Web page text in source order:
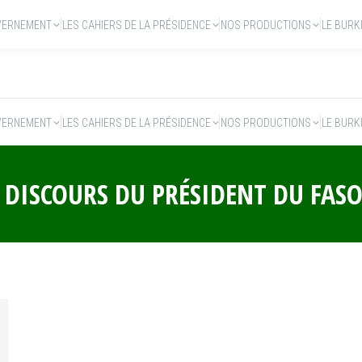
LES CAHIERS DE LA PRÉSIDENCE NOS PRODUCTIONS LE
DISCOURS DU PRÉSIDENT DU FASO
LES CAHIERS DE LA PRÉSIDENCE NOS PRODUCTIONS LE